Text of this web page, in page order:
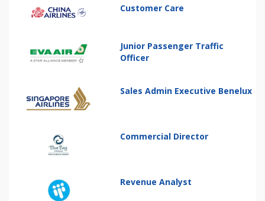
Customer Care
Junior Passenger Traffic
Officer
Sales Admin Executive Benelux
Commercial Director
Revenue Analyst